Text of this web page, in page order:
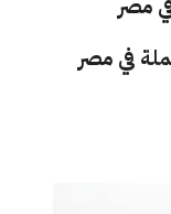
مصر
في مصر